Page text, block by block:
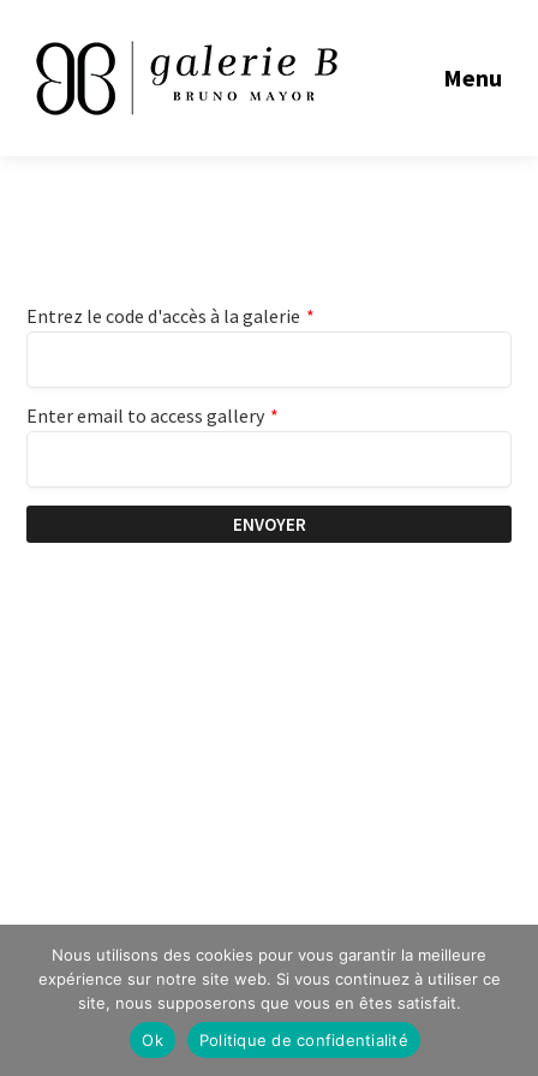
Menu
Entrez le code d'accès à la galerie *
Enter email to access gallery *
ENVOYER
Nous utilisons des cookies pour vous garantir la meilleure
expérience sur notre site web. Si vous continuez à utiliser ce
site, nous supposerons que vous en êtes satisfait.
Ok
Politique de confidentialité